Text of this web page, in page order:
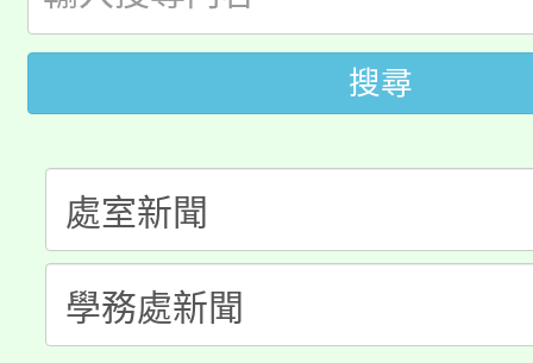
代理(課)教師甄選結果(
轉知中國文化大學推廣
《TA101》溝通分析基
程，歡迎學生輔導中心
心理、諮商輔導、社會
系所師生報名參加。
轉知苗栗縣政府辦理
縣市「校園短影音徵選
門員」簡章及活動海報
踴躍報名參加。
要點
「桃園市補助參觀特色
展演活動實施計畫」
115年度「教育部表揚
義教育推展貢獻獎」
搜尋